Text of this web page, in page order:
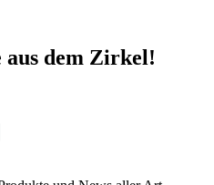
aus dem Zirkel!